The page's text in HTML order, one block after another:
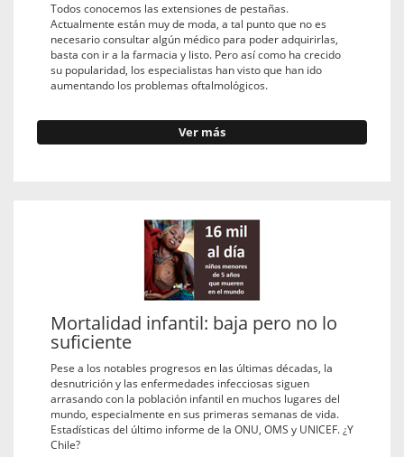
Todos conocemos las extensiones de pestañas.
Actualmente están muy de moda, a tal punto que no es
necesario consultar algún médico para poder adquirirlas,
basta con ir a la farmacia y listo. Pero así como ha crecido
su popularidad, los especialistas han visto que han ido
aumentando los problemas oftalmológicos.
Ver más
Mortalidad infantil: baja pero no lo
suficiente
Pese a los notables progresos en las últimas décadas, la
desnutrición y las enfermedades infecciosas siguen
arrasando con la población infantil en muchos lugares del
mundo, especialmente en sus primeras semanas de vida.
Estadísticas del último informe de la ONU, OMS y UNICEF. ¿Y
Chile?